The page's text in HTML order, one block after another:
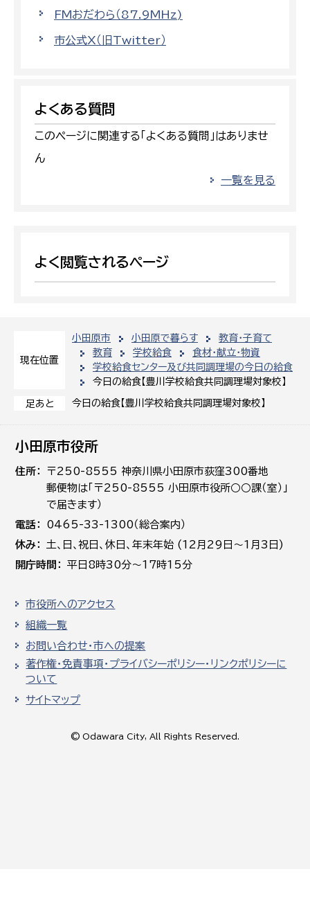
現在位置
小田原市 小田原で暮らす
教育・子育て
教育
学校給食
食材・献立・物資
学校給食センター及び共同調理場の今日の給食
今日の給食【豊川学校給食共同調理場対象校】
足あと 今日の給食【豊川学校給食共同調理場対象校】
FMおだわら（87.9MHz)
市公式X（旧Twitter）
よくある質問
このページに関連する「よくある質問」はありませ
ん
一覧を見る
よく閲覧されるページ
小田原市役所
住所
〒250-8555 神奈川県小田原市荻窪300番地
郵便物は「〒250-8555 小田原市役所○○課（室）」
で届きます）
電話
0465-33-1300（総合案内）
休み
土､日､祝日、休日、年末年始 (12月29日～1月3日)
開庁時間
平日8時30分～17時15分
市役所へのアクセス
組織一覧
お問い合わせ・市への提案
著作権・免責事項・プライバシーポリシー・リンクポリシーに
ついて
サイトマップ
© Odawara City, All Rights Reserved.